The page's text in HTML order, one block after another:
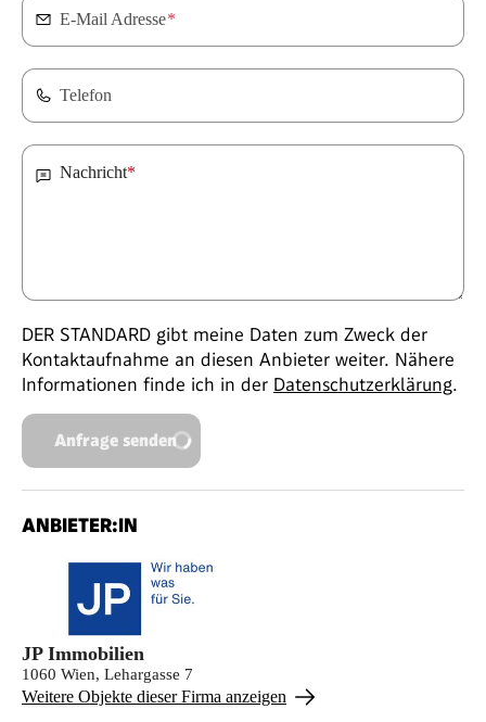
E-Mail Adresse*
Telefon
Nachricht*
DER STANDARD gibt meine Daten zum Zweck der
Kontaktaufnahme an diesen Anbieter weiter. Nähere
Informationen finde ich in der Datenschutzerklärung.
Anfrage senden
ANBIETER:IN
JP Immobilien
1060 Wien, Lehargasse 7
Weitere Objekte dieser Firma anzeigen